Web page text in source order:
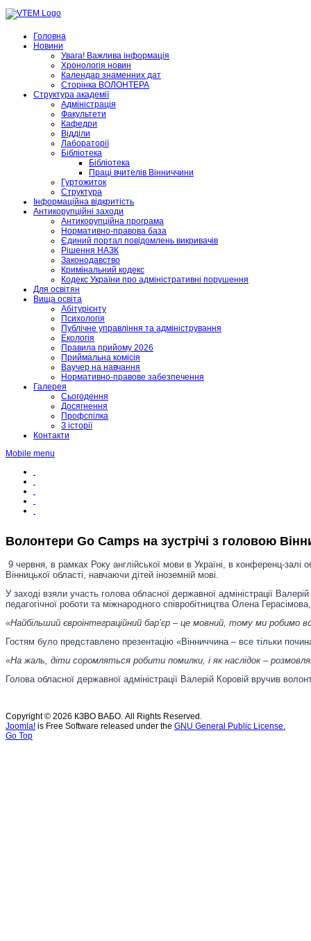
Головна
Новини
Увага! Важлива інформація
Хронологія новин
Календар знаменних дат
Сторінка ВОЛОНТЕРА
Структура академії
Адміністрація
Факультети
Кафедри
Відділи
Лабораторії
Бібліотека
Бібліотека
Праці вчителів Вінниччини
Гуртожиток
Структура
Інформаційна відкритість
Антикорупційні заходи
Антикорупційна програма
Нормативно-правова база
Єдиний портал повідомлень викривачів
Рішення НАЗК
Законодавство
Кримінальний кодекс
Кодекс України про адміністративні порушення
Для освітян
Вища освіта
Абітурієнту
Психологія
Публічне управління та адміністрування
Екологія
Правила прийому 2026
Приймальна комісія
Ваучер на навчання
Нормативно-правове забезпечення
Галерея
Сьогодення
Досягнення
Профспілка
З історії
Контакти
Mobile menu
Волонтери Go Camps на зустрічі з головою
9 червня, в рамках Року англійської мови в Україні, в конференц-залі
Вінницької області, навчаючи дітей іноземній мові.
У заході взяли участь голова обласної державної адміністрації
педагогічної роботи та міжнародного співробітництва Олена
«Найбільший євроінтеграційний бар’єр – це мовний, тому ми
Гостям було представлено презентацію «Вінниччина – все тільки
«На жаль, діти соромляться робити помилки, і як наслідок –
Голова обласної державної адміністрації Валерій Коровій вручив
Copyright © 2026 КЗВО ВАБО. All Rights Reserved.
Joomla! is Free Software released under the GNU General Public License.
Go Top